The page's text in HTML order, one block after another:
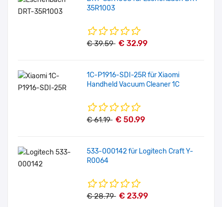
35R1003
€ 39.59 € 32.99
1C-P1916-SDI-25R für Xiaomi
Handheld Vacuum Cleaner 1C
€ 61.19 € 50.99
533-000142 für Logitech Craft Y-
R0064
€ 28.79 € 23.99